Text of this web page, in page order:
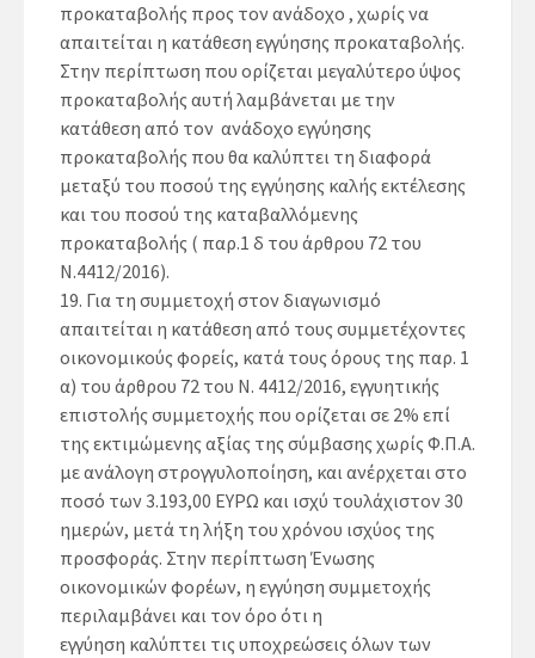
προκαταβολής προς τον ανάδοχο , χωρίς να
απαιτείται η κατάθεση εγγύησης προκαταβολής.
Στην περίπτωση που ορίζεται μεγαλύτερο ύψος
προκαταβολής αυτή λαμβάνεται με την
κατάθεση από τον ανάδοχο εγγύησης
προκαταβολής που θα καλύπτει τη διαφορά
μεταξύ του ποσού της εγγύησης καλής εκτέλεσης
και του ποσού της καταβαλλόμενης
προκαταβολής ( παρ.1 δ του άρθρου 72 του
Ν.4412/2016).
19. Για τη συμμετοχή στον διαγωνισμό
απαιτείται η κατάθεση από τους συμμετέχοντες
οικονομικούς φορείς, κατά τους όρους της παρ. 1
α) του άρθρου 72 του Ν. 4412/2016, εγγυητικής
επιστολής συμμετοχής που ορίζεται σε 2% επί
της εκτιμώμενης αξίας της σύμβασης χωρίς Φ.Π.Α.
με ανάλογη στρογγυλοποίηση, και ανέρχεται στο
ποσό των3.193,00 ΕΥΡΩ και ισχύ τουλάχιστον 30
ημερών, μετά τη λήξη του χρόνου ισχύος της
προσφοράς. Στην περίπτωση Ένωσης
οικονομικών φορέων, η εγγύηση συμμετοχής
περιλαμβάνει και τον όρο ότι η
εγγύηση καλύπτει τις υποχρεώσεις όλων των